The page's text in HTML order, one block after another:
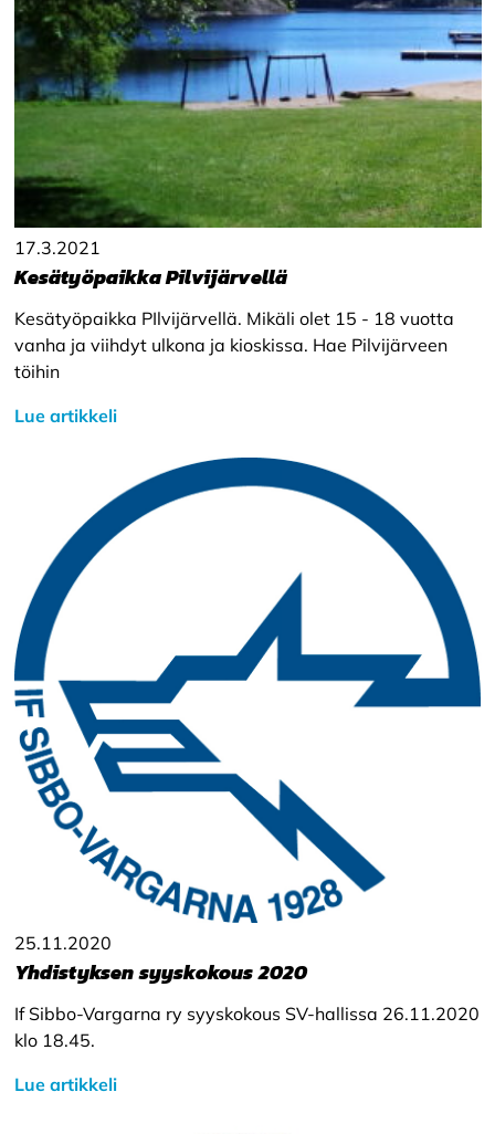
17.3.2021
Kesätyöpaikka Pilvijärvellä
Kesätyöpaikka PIlvijärvellä. Mikäli olet 15 - 18 vuotta
vanha ja viihdyt ulkona ja kioskissa. Hae Pilvijärveen
töihin
Lue artikkeli
25.11.2020
Yhdistyksen syyskokous 2020
If Sibbo-Vargarna ry syyskokous SV-hallissa 26.11.2020
klo 18.45.
Lue artikkeli